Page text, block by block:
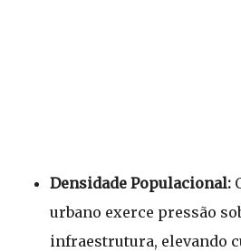
Densidade Populacional:
urbano exerce pressão
infraestrutura, elevando